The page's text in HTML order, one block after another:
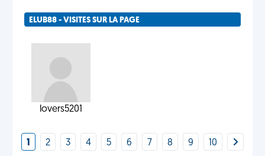
ELUB88 - VISITES SUR LA PAGE
lovers5201
1 2 3 4 5 6 7 8 9 10